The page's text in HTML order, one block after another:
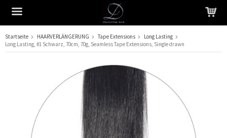
Das Produkt wurde in Ihren Warenkorb gelegt
Startseite HAARVERLÄNGERUNG Tape Extensions
Long Lasting
Long Lasting, #1 Schwarz, 70cm, 70g, Seamless Tape Extensions, Single drawn